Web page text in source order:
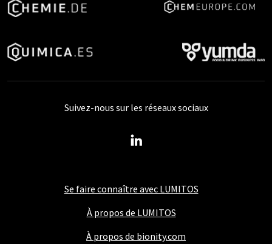
Se faire connaître avec LUMITOS
À propos de LUMITOS
À propos de bionity.com
Suivez-nous sur les réseaux sociaux